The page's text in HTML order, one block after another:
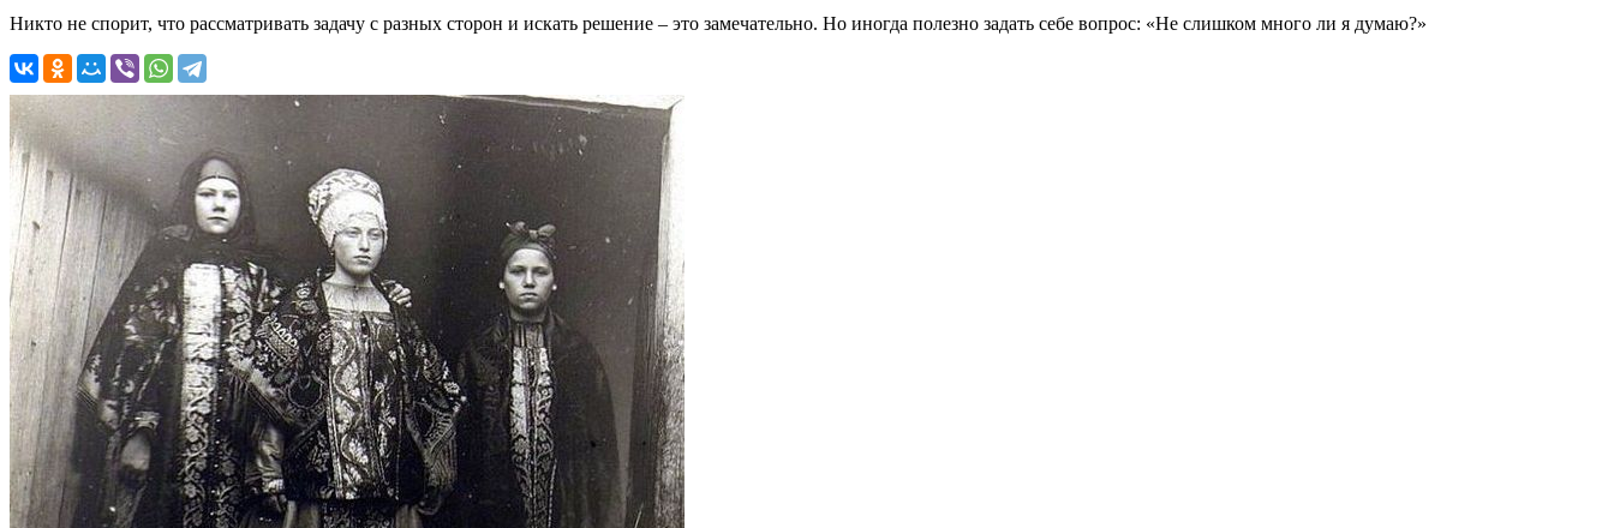
Никто не спорит, что рассматривать задачу с разных сторон и искать решение – это замечательно. Но иногда полезно задать себе вопрос: «Не слишком много ли я думаю?»